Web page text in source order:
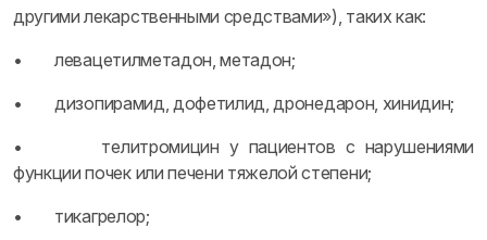
другими лекарственными средствами»), таких как:
• левацетилметадон, метадон;
• дизопирамид, дофетилид, дронедарон, хинидин;
• телитромицин у пациентов с нарушениями
функции почек или печени тяжелой степени;
• тикагрелор;